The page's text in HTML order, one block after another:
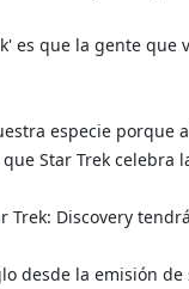
es que la gente
especie porque
Star Trek celebra
Trek: Discovery
desde la emisión